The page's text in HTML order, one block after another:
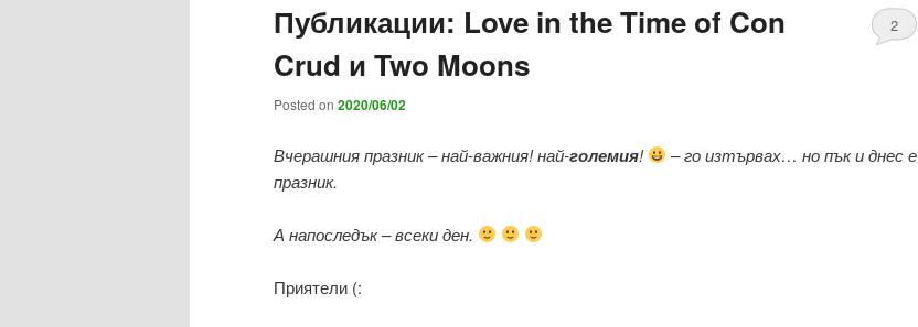
Публикации: Love in the Time of Con
Crud и Two Moons
Posted on 2020/06/02
2
Вчерашния празник – най-важния! най-големия!
– го изтървах… но пък и днес е
празник.
А напоследък – всеки ден.
Приятели (: